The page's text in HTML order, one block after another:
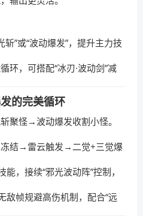
斩”或“波动爆发”，提升主力技
环，可搭配“冰刃·波动剑”减
的完美循环
聚怪→波动爆发收割小怪。
结→雷云触发→二觉+三觉爆
，接续“邪光波动阵”控制，
敌帧规避高伤机制，配合“远